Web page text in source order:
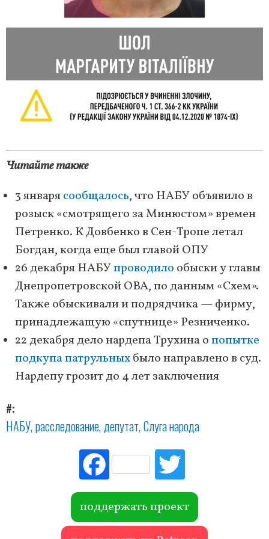
Читайте также
3 январясообщалось, что НАБУ объявило в
розыск «смотрящего за Минюстом» времен
Петренко. К Довбенко в Сен-Тропе летал
Богдан, когда еще был главой ОПУ
26 декабря НАБУпроводило обыски у главы
Днепропетровской ОВА, по данным «Схем».
Также обыскивали и подрядчика — фирму,
принадлежащую «спутнице» Резниченко.
22 декабря дело нардепа Трухина опопытке
подкупа патрульныхбыло направлено в суд.
Нардепу грозит до 4 лет заключения
#
НАБУ расследование депутат Слуга народа
Fac
ebo
ok r
поддержать проект